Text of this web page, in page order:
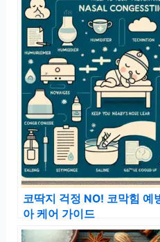
코딱지 걱정 NO! 코막힘 예
아 케어 가이드